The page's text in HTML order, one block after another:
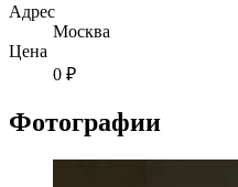
Адрес
Москва
Цена
0 ₽
Фотографии